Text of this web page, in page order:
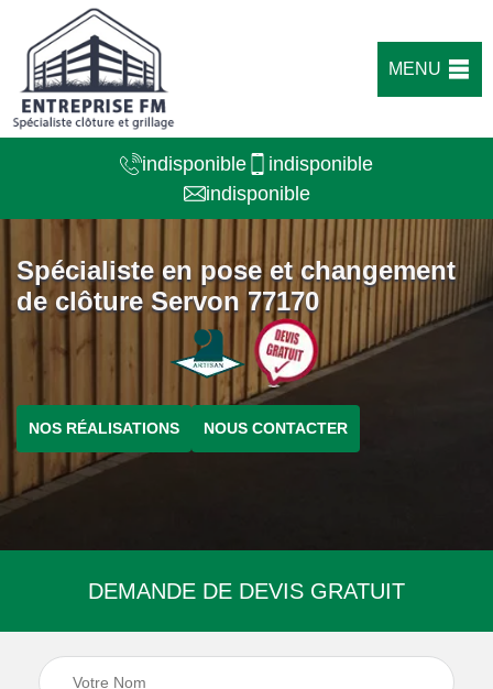
MENU
indisponible
indisponible
indisponible
Spécialiste en pose et changement
de clôture Servon 77170
NOS RÉALISATIONS NOUS CONTACTER
DEMANDE DE DEVIS GRATUIT